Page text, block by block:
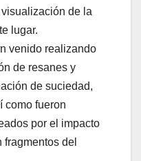
de la
lugar.
venido realizando
de resanes y
de suciedad,
como fueron
por el impacto
del